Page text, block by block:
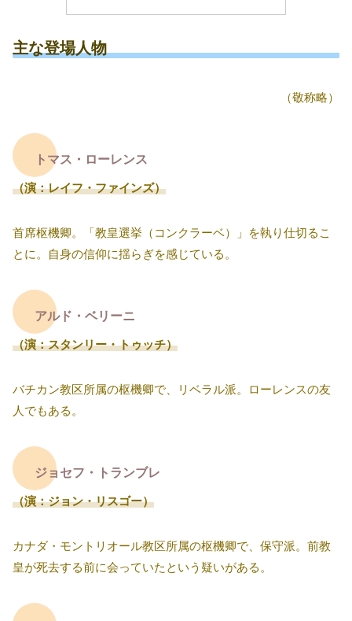
主な登場人物
（敬称略）
トマス・ローレンス
（演：レイフ・ファインズ）
首席枢機卿。「教皇選挙（コンクラーベ）」を執り仕切るこ
とに。自身の信仰に揺らぎを感じている。
アルド・ベリーニ
（演：スタンリー・トゥッチ）
バチカン教区所属の枢機卿で、リベラル派。ローレンスの友
人でもある。
ジョセフ・トランブレ
（演：ジョン・リスゴー）
カナダ・モントリオール教区所属の枢機卿で、保守派。前教
皇が死去する前に会っていたという疑いがある。